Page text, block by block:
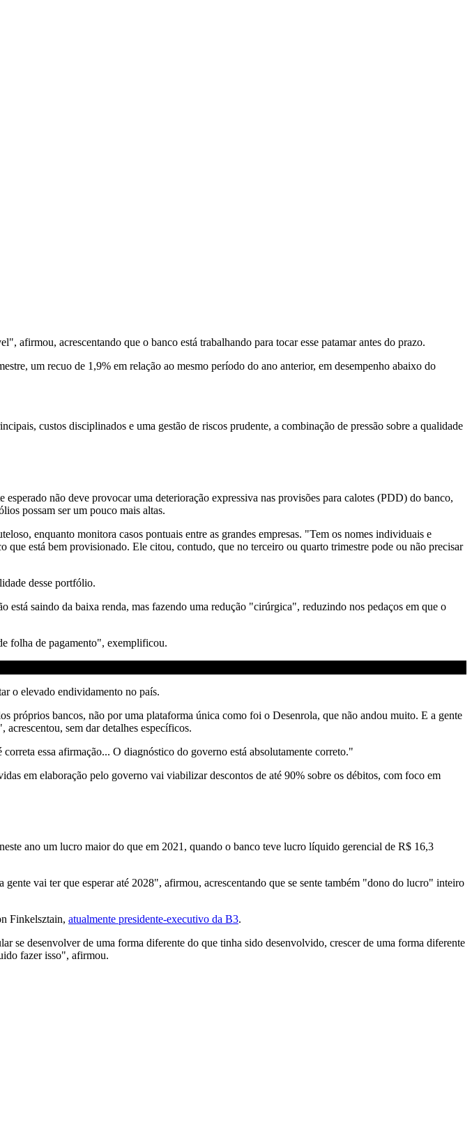
afirmou, acrescentando que o banco está trabalhando para tocar esse patamar antes do prazo.
um recuo de 1,9% em relação ao mesmo período do ano anterior, em desempenho abaixo do
custos disciplinados e uma gestão de riscos prudente, a combinação de pressão sobre a qualidade
não deve provocar uma deterioração expressiva nas provisões para calotes (PDD) do banco,
possam ser um pouco mais altas.
enquanto monitora casos pontuais entre as grandes empresas. "Tem os nomes individuais e
está bem provisionado. Ele citou, contudo, que no terceiro ou quarto trimestre pode ou não precisar
desse portfólio.
está saindo da baixa renda, mas fazendo uma redução "cirúrgica", reduzindo nos pedaços em que o
folha de pagamento", exemplificou.
o elevado endividamento no país.
próprios bancos, não por uma plataforma única como foi o Desenrola, que não andou muito. E a gente
sem dar detalhes específicos.
essa afirmação... O diagnóstico do governo está absolutamente correto."
em elaboração pelo governo vai viabilizar descontos de até 90% sobre os débitos, com foco em
ano um lucro maior do que em 2021, quando o banco teve lucro líquido gerencial de R$ 16,3
vai ter que esperar até 2028", afirmou, acrescentando que se sente também "dono do lucro" inteiro
Finkelsztain, atualmente presidente-executivo da B3.
se desenvolver de uma forma diferente do que tinha sido desenvolvido, crescer de uma forma diferente
fazer isso", afirmou.